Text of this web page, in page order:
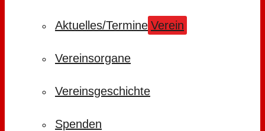
Aktuelles/Termine Verein
Vereinsorgane
Vereinsgeschichte
Spenden